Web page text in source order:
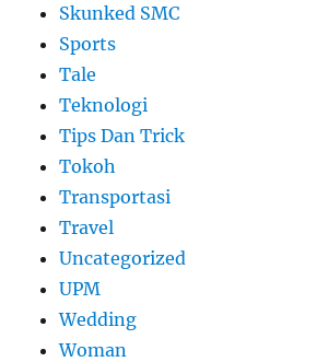
Skunked SMC
Sports
Tale
Teknologi
Tips Dan Trick
Tokoh
Transportasi
Travel
Uncategorized
UPM
Wedding
Woman